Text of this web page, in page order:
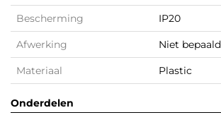
Bescherming IP20
Afwerking Niet bepaald
Materiaal Plastic
Onderdelen